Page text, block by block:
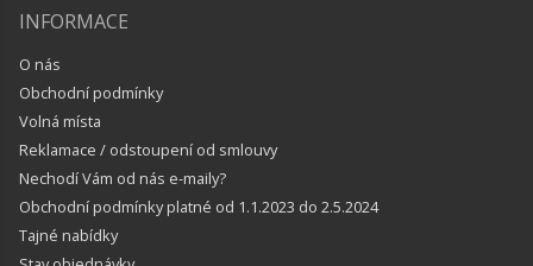
INFORMACE
O nás
Obchodní podmínky
Volná místa
Reklamace / odstoupení od smlouvy
Nechodí Vám od nás e-maily?
Obchodní podmínky platné od 1.1.2023 do 2.5.2024
Tajné nabídky